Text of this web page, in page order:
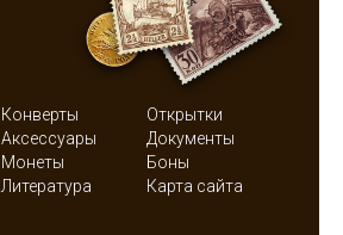
Конверты
Открытки
Аксессуары
Документы
Монеты
Боны
Литература Карта сайта